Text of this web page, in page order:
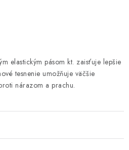
elastickým pásom kt. zaisťuje lepšie
tesnenie umožňuje väčšie
nárazom a prachu.